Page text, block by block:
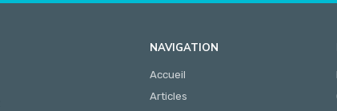
NAVIGATION
Accueil
Articles